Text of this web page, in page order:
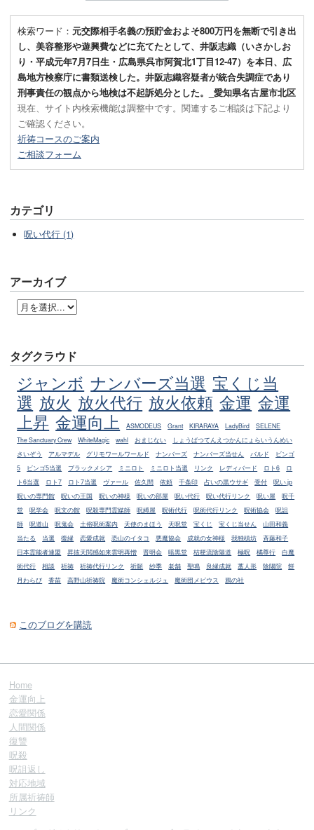
検索ワード： 元交際相手名義の預貯金およそ800万円を無断で引き出
し、美容整形や遊興費などに充てたとして、井阪志織（いさかしお
り・平成元年7月7日生・広島県呉市阿賀北1丁目12-47）を本日、広
島地方検察庁に書類送検した。井阪志織容疑者が統合失調症であり
刑事責任の観点から地検は不起訴処分とした。_愛知県名古屋市北区
現在、サイト内検索機能は調整中です。関連するご相談は下記より
ご確認ください。
祈祷コースのご案内
ご相談フォーム
カテゴリ
呪い代行 (1)
アーカイブ
タグクラウド
ジャンボ ナンバーズ当選 宝くじ当
選 放火 放火代行 放火依頼 金運 金運
上昇 金運向上 ASMODEUS Grant KIRARAYA LadyBird
SELENE
The Sanctuary Crew
WhiteMagic wahl おまじない
しょうばつてんえつかんにょらいうんめい
さいぞう
アルマデル グリモワールワールド ナンバーズ ナンバーズ当せん バルド
ビンゴ
5
ビンゴ5当選 ブラックメシア ミニロト ミニロト当選 リンク レディバード ロト6
ロ
ト6当選
ロト7 ロト7当選 ヴァール 佐久間 依頼 千条印 占いの黒ウサギ 受付
呪い.jp
呪いの専門館
呪いの王国 呪いの神様 呪いの部屋 呪い代行 呪い代行リンク 呪い屋
呪千
堂
呪学会 呪文の館 呪殺専門霊媒師 呪縛屋 呪術代行 呪術代行リンク 呪術協会
呪詛
師
呪道山 呪鬼会 土俗呪術案内 天使のまほう 天呪堂 宝くじ 宝くじ当せん
山田和義
当たる
当選 復縁 恋愛成就 恐山のイタコ 悪魔協会 成就の女神様 我独槙坊
斉藤和子
日本霊能者連盟
昇抜天閲感如来雲明再憎 晋明会 暗黒堂 桔梗流陰陽道 極呪 橘尊行
白魔
術代行
相談 祈祷 祈祷代行リンク 祈願 紗季 老舗 聖鳴 良縁成就 藁人形 陰陽院
餅
月わらび
香苗 高野山祈祷院 魔術コンシェルジュ 魔術団メビウス 鴉の社
このブログを購読
Home
金運向上
恋愛関係
人間関係
復讐
呪殺
呪詛返し
対応地域
所属祈祷師
リンク